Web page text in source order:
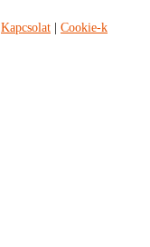
Kapcsolat
Cookie-k